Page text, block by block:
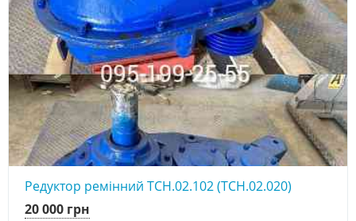
Редуктор ремінний ТСН.02.102 (ТСН.02.020)
20 000 грн